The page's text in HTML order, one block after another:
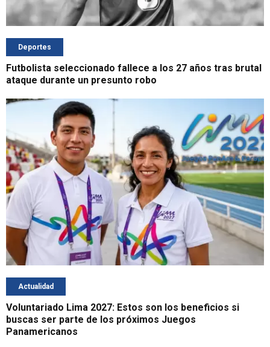
Deportes
Futbolista seleccionado fallece a los 27 años tras brutal
ataque durante un presunto robo
Actualidad
Voluntariado Lima 2027: Estos son los beneficios si
buscas ser parte de los próximos Juegos
Panamericanos